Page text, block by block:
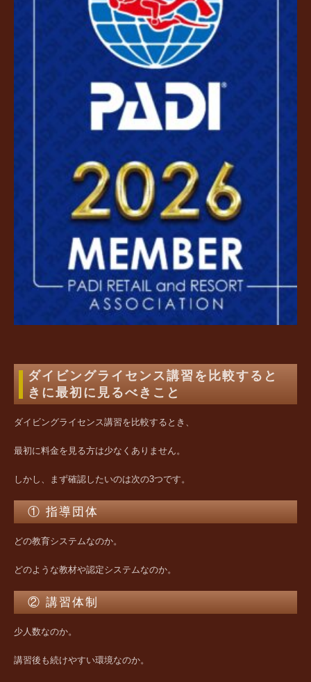
ダイビングライセンス講習を比較すると
きに最初に見るべきこと
ダイビングライセンス講習を比較するとき、
最初に料金を見る方は少なくありません。
しかし、 まず確認したいのは次の3つです。
① 指導団体
どの教育システムなのか。
どのような教材や認定システムなのか。
② 講習体制
少人数なのか。
講習後も続けやすい環境なのか。